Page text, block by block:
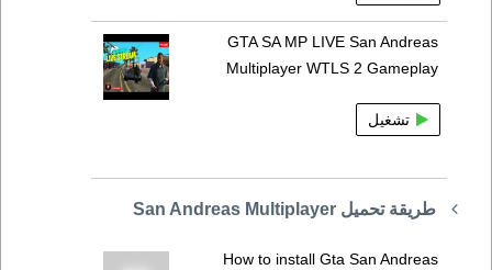
GTA SA MP LIVE San Andreas
Multiplayer WTLS 2 Gameplay
تشغيل
طريقة تحميل San Andreas Multiplayer
How to install Gta San Andreas